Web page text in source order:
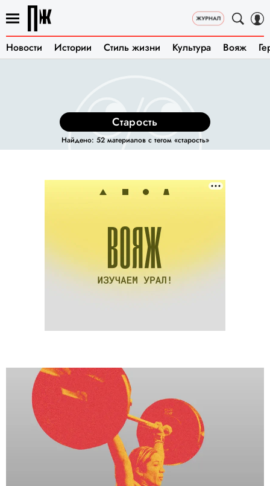
Новости Истории Стиль жизни Культура Вояж
старость
Найдено: 52 материалов с тегом «старость»